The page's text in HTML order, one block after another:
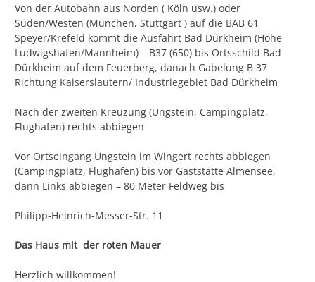
Von der Autobahn aus Norden ( Köln usw.) oder
Süden/Westen (München, Stuttgart ) auf die BAB 61
Speyer/Krefeld kommt die Ausfahrt Bad Dürkheim (Höhe
Ludwigshafen/Mannheim) – B37 (650) bis Ortsschild Bad
Dürkheim auf dem Feuerberg, danach Gabelung B 37
Richtung Kaiserslautern/ Industriegebiet Bad Dürkheim
Nach der zweiten Kreuzung (Ungstein, Campingplatz,
Flughafen) rechts abbiegen
Vor Ortseingang Ungstein im Wingert rechts abbiegen
(Campingplatz, Flughafen) bis vor Gaststätte Almensee,
dann Links abbiegen – 80 Meter Feldweg bis
Philipp-Heinrich-Messer-Str. 11
Das Haus mit der roten Mauer
Herzlich willkommen!